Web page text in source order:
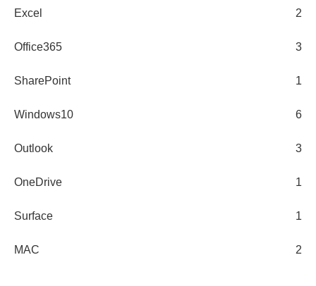
Excel 2
Office365 3
SharePoint 1
Windows10 6
Outlook 3
OneDrive 1
Surface 1
MAC 2